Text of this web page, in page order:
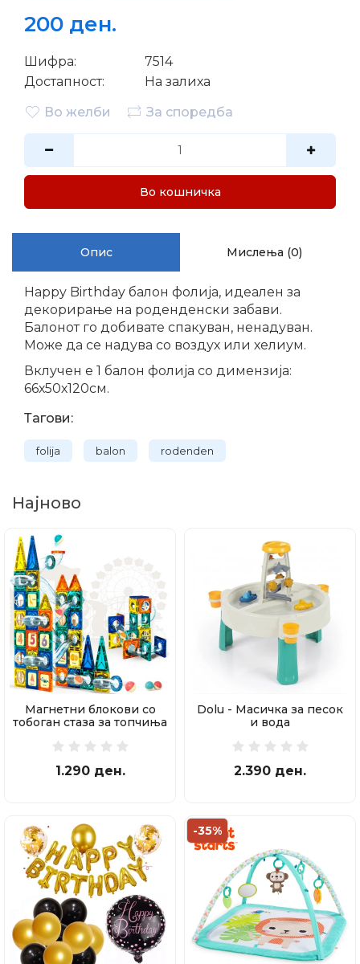
200 ден.
Шифра:
7514
Достапност:
На залиха
Во желби
За споредба
Во кошничка
Опис Мислења (0)
Happy Birthday балон фолија, идеалeн за
декорирање на роденденски забави.
Балонoт гo добивате спакуван, ненадуван.
Може да се надува со воздух или хелиум.
Вклучен е 1 балон фолија со димензија:
66х50х120см.
Тагови:
folija balon rodenden
Најново
Магнетни блокови со
тобоган стаза за топчиња
1.290 ден.
Dolu - Масичка за песок
и вода
2.390 ден.
-35%